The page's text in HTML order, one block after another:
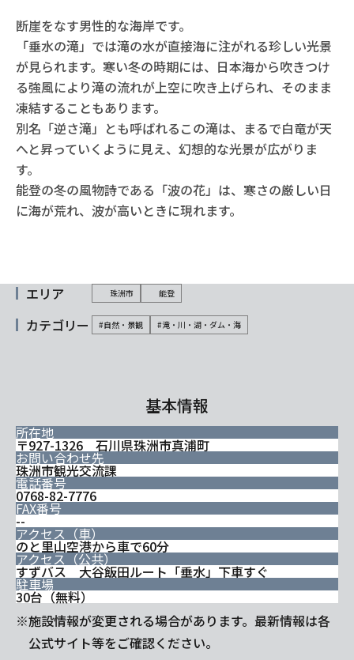
断崖をなす男性的な海岸です。
「垂水の滝」では滝の水が直接海に注がれる珍しい光景
が見られます。寒い冬の時期には、日本海から吹きつけ
る強風により滝の流れが上空に吹き上げられ、そのまま
凍結することもあります。
別名「逆さ滝」とも呼ばれるこの滝は、まるで白竜が天
へと昇っていくように見え、幻想的な光景が広がりま
す。
能登の冬の風物詩である「波の花」は、寒さの厳しい日
に海が荒れ、波が高いときに現れます。
エリア 珠洲市 能登
カテゴリー #自然・景観 #滝・川・湖・ダム・海
基本情報
所在地
〒927-1326 石川県珠洲市真浦町
お問い合わせ先
珠洲市観光交流課
電話番号
0768-82-7776
FAX番号
--
アクセス（車）
のと里山空港から車で60分
アクセス（公共）
すずバス 大谷飯田ルート「垂水」下車すぐ
駐車場
30台（無料）
※施設情報が変更される場合があります。最新情報は各
公式サイト等をご確認ください。